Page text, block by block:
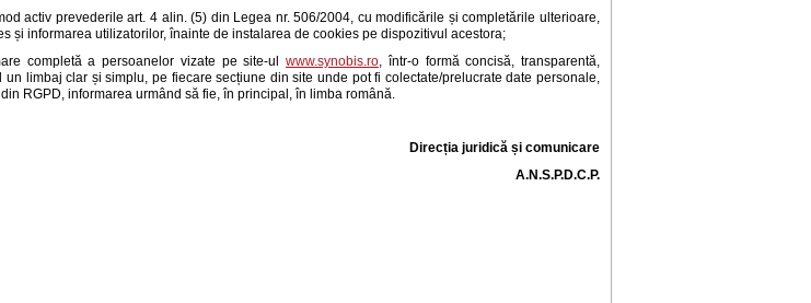
activ prevederile art. 4 alin. (5) din Legea nr. 506/2004, cu modificările și completările ulterioare,
și informarea utilizatorilor, înainte de instalarea de cookies pe dispozitivul acestora;
completă a persoanelor vizate pe site-ul www.synobis.ro, într-o formă concisă, transparentă,
limbaj clar și simplu, pe fiecare secțiune din site unde pot fi colectate/prelucrate date personale,
RGPD, informarea urmând să fie, în principal, în limba română.
Direcția juridică și comunicare
A.N.S.P.D.C.P.